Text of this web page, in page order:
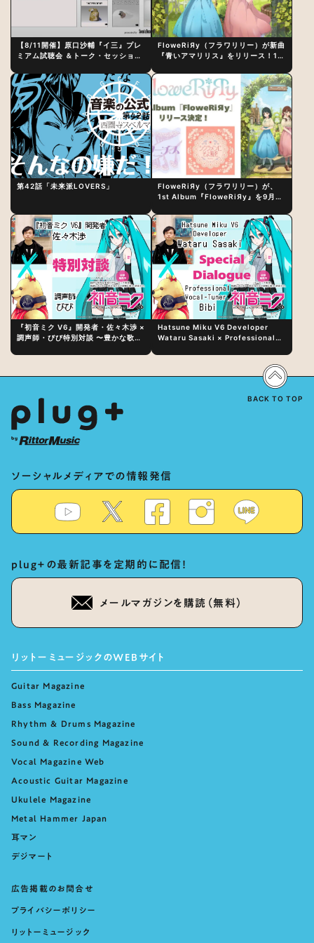
【8/11開催】原口沙輔『イ三』プレ
ミアム試聴会 ＆トーク・セッション
制作秘話
FloweRiЯy（フラワリリー）が新曲
『青いアマリリス』をリリース！1st
第42話「未来派LOVERS」
FloweRiЯy（フラワリリー）が、
1st Album『FloweRiЯy』を9月23
『初音ミク V6』開発者・佐々木渉 ×
調声師・びび特別対談 〜豊かな歌声
Hatsune Miku V6 Developer
Wataru Sasaki × Professional
Vocal Expression Lies in “Love
for the singing characters” and
ソーシャルメディアでの情報発信
plug+の最新記事を定期的に配信！
メールマガジンを購読（無料）
リットーミュージックのWEBサイト
Guitar Magazine
Bass Magazine
Rhythm & Drums Magazine
Sound & Recording Magazine
Vocal Magazine Web
Acoustic Guitar Magazine
Ukulele Magazine
Metal Hammer Japan
耳マン
デジマート
広告掲載のお問合せ
プライバシーポリシー
リットーミュージック
BACK TO TOP